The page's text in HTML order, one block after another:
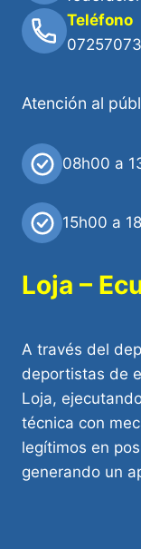
Teléfono
Atención al
08h00 a
15h00 a
Loja –
A través del
deportistas de
Loja,
técnica con
legítimos en
generando un